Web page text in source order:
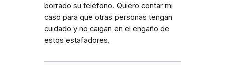
borrado su teléfono. Quiero contar mi
caso para que otras personas tengan
cuidado y no caigan en el engaño de
estos estafadores.